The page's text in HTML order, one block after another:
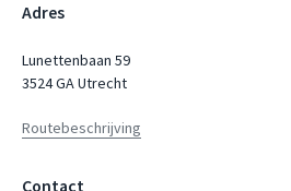
Adres
Lunettenbaan 59
3524 GA Utrecht
Routebeschrijving
Contact